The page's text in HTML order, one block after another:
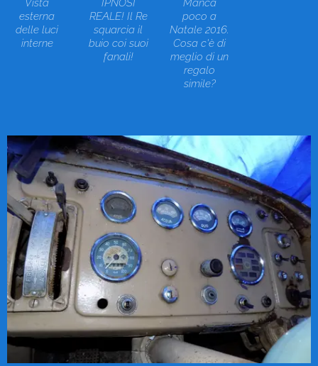
esterna
delle luci
interne
REALE! Il Re
squarcia il
buio coi suoi
fanali!
poco a
Natale 2016.
Cosa c'è di
meglio di un
regalo
simile?